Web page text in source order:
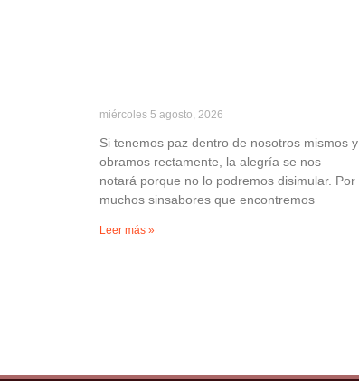
miércoles 5 agosto, 2026
Si tenemos paz dentro de nosotros mismos y
obramos rectamente, la alegría se nos
notará porque no lo podremos disimular. Por
muchos sinsabores que encontremos
Leer más »